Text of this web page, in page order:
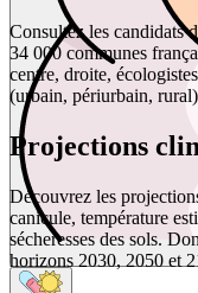
Consultez les candidats
34 000 communes
centre, droite,
(urbain, périurbain,
Projections
Découvrez les
canicule, température
sécheresses des sols.
horizons 2030, 2050 et